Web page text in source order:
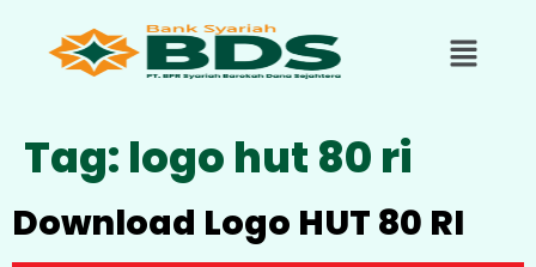
Tag: logo hut 80 ri
Download Logo HUT 80 RI